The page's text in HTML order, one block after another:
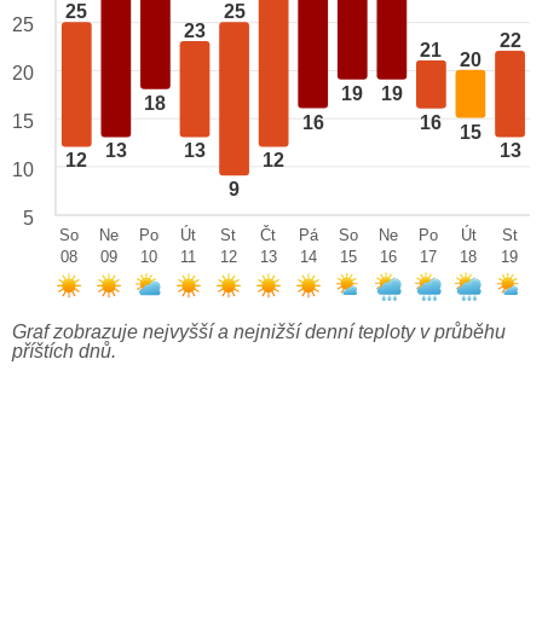
25
12 13
18
23
13
25
9
12
16
19 19
21
16
20
15
22
13
25
20
15
10
5
So
08
Ne
09
Po
10
Út
11
St
12
Čt
13
Pá
14
So
15
Ne
16
Po
17
Út
18
St
19
Graf zobrazuje nejvyšší a nejnižší denní teploty v průběhu
příštích dnů.